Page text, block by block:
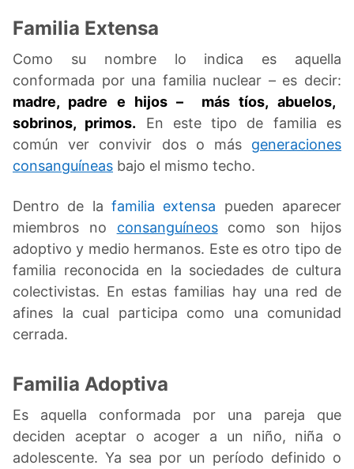
Familia Extensa
Como su nombre lo indica es aquella
conformada por una familia nuclear – es decir:
madre, padre e hijos – más tíos, abuelos,
sobrinos, primos. En este tipo de familia es
común ver convivir dos o más generaciones
consanguíneas bajo el mismo techo.
Dentro de la familia extensa pueden aparecer
miembros no consanguíneoscomo son hijos
adoptivo y medio hermanos. Este es otro tipo de
familia reconocida en la sociedades de cultura
colectivistas. En estas familias hay una red de
afines la cual participa como una comunidad
cerrada.
Familia Adoptiva
Es aquella conformada por una pareja que
deciden aceptar o acoger a un niño, niña o
adolescente. Ya sea por un período definido o